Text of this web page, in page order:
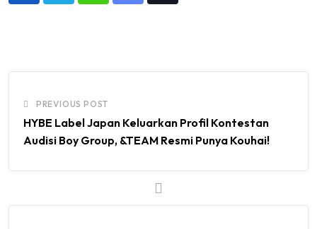
PREVIOUS POST
HYBE Label Japan Keluarkan Profil Kontestan
Audisi Boy Group, &TEAM Resmi Punya Kouhai!